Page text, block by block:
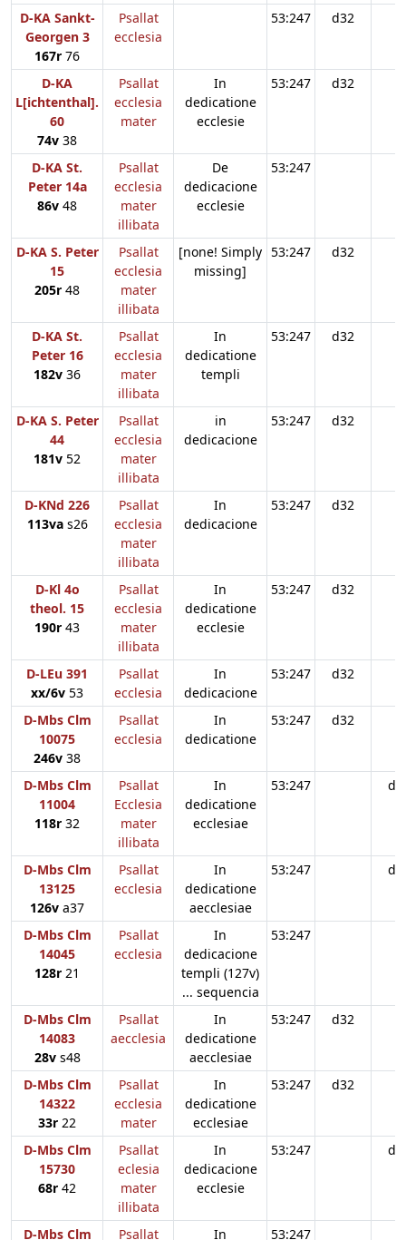
D-KA Sankt-
Georgen 3
167r 76
Psallat
ecclesia
53:247 d32
D-KA
L[ichtenthal].
60
74v 38
Psallat
ecclesia
mater
In
dedicatione
ecclesie
53:247 d32
D-KA St.
Peter 14a
86v 48
Psallat
ecclesia
mater
illibata
De
dedicacione
ecclesie
53:247
D-KA S. Peter
15
205r 48
Psallat
ecclesia
mater
illibata
[none! Simply
missing]
53:247 d32
D-KA St.
Peter 16
182v 36
Psallat
ecclesia
mater
illibata
In
dedicatione
templi
53:247 d32
D-KA S. Peter
44
181v 52
Psallat
ecclesia
mater
illibata
in
dedicacione
53:247 d32
D-KNd 226
113vas26
Psallat
ecclesia
mater
illibata
In
dedicacione
53:247 d32
D-Kl 4o
theol. 15
190r 43
Psallat
ecclesia
mater
illibata
In
dedicatione
ecclesie
53:247 d32
D-LEu 391
xx/6v 53
Psallat
ecclesia
In
dedicacione
53:247 d32
D-Mbs Clm
10075
246v 38
Psallat
ecclesia
In
dedicatione
53:247 d32
D-Mbs Clm
11004
118r 32
Psallat
Ecclesia
mater
illibata
In
dedicatione
ecclesiae
53:247
D-Mbs Clm
13125
126v a37
Psallat
ecclesia
In
dedicatione
aecclesiae
53:247
D-Mbs Clm
14045
128r 21
Psallat
ecclesia
In
dedicacione
templi (127v)
... sequencia
53:247
D-Mbs Clm
14083
28vs48
Psallat
aecclesia
In
dedicatione
aecclesiae
53:247 d32
D-Mbs Clm
14322
33r 22
Psallat
ecclesia
mater
In
dedicatione
ecclesiae
53:247 d32
D-Mbs Clm
15730
68r 42
Psallat
eclesia
mater
illibata
In
dedicacione
ecclesie
53:247
D-Mbs Clm
Psallat
In
53:247